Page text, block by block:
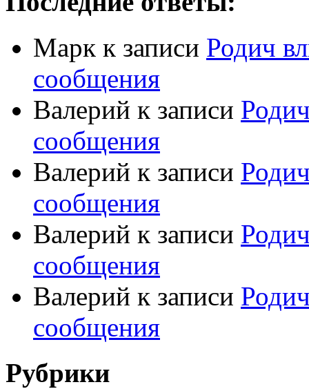
Марк к записи Родич
сообщения
Валерий к записи
сообщения
Валерий к записи
сообщения
Валерий к записи
сообщения
Валерий к записи
сообщения
Рубрики